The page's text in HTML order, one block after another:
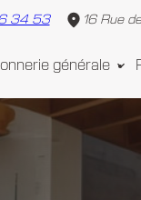
34 53 16 Rue
générale